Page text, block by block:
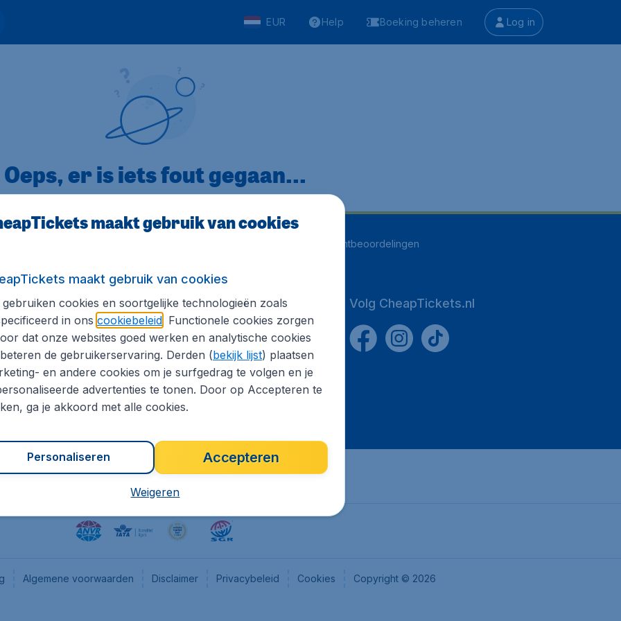
EUR Help Boeking beheren Log in
Oeps, er is iets fout gegaan...
klantbeoordelingen
informatie
pers
Internationale sites
CheapTickets.be
Flugladen.de
CheapTickets.ch
CheapTickets.sg
Volg CheapTickets.nl
Algemene voorwaarden Disclaimer Privacybeleid Cookies Copyright © 2026
maakt gebruik van cookies
maakt gebruik van cookies
gebruiken cookies en soortgelijke technologieën zoals
in ons cookiebeleid. Functionele cookies zorgen
dat onze websites goed werken en analytische cookies
de gebruikerservaring. Derden (bekijk lijst) plaatsen
en andere cookies om je surfgedrag te volgen en je
advertenties te tonen. Door op Accepteren te
ga je akkoord met alle cookies.
Accepteren
Personaliseren
Weigeren